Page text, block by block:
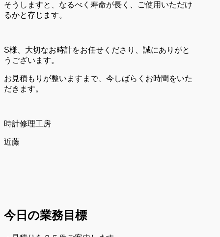
そうしますと、なるべく寿命が長く、ご使用いただけ
るかと存じます。
S様、大切なお時計をお任せくださり、誠にありがと
うございます。
お見積もりが整いますまで、今しばらくお時間をいた
だきます。
時計修理工房
近藤
今日の業務目標